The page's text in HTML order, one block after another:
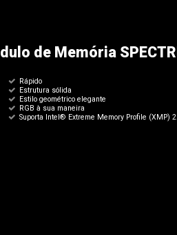
de Memória
Rápido
Estrutura sólida
Estilo geométrico elegante
RGB à sua maneira
Suporta Intel® Extreme Memory Profile (XMP)